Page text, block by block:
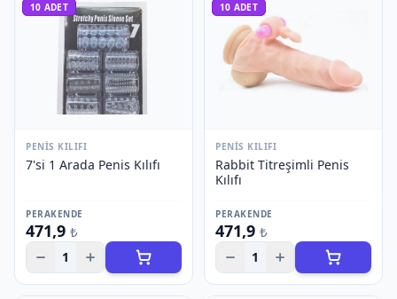
10 ADET
PENIS KILIFI
7'si 1 Arada Penis Kılıfı
PERAKENDE
471,9 ₺
1
10 ADET
PENIS KILIFI
Rabbit Titreşimli Penis
Kılıfı
PERAKENDE
471,9 ₺
1